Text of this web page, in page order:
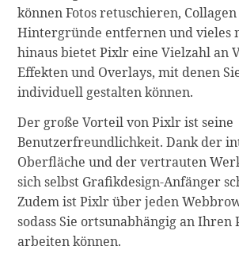
können Fotos retuschieren,
Hintergründe entfernen und vieles
hinaus bietet Pixlr eine Vielzahl an
Effekten und Overlays, mit denen
individuell gestalten können.
Der große Vorteil von Pixlr ist seine
Benutzerfreundlichkeit. Dank der
Oberfläche und der vertrauten
sich selbst Grafikdesign-Anfänger
Zudem ist Pixlr über jeden
sodass Sie ortsunabhängig an Ihren
arbeiten können.